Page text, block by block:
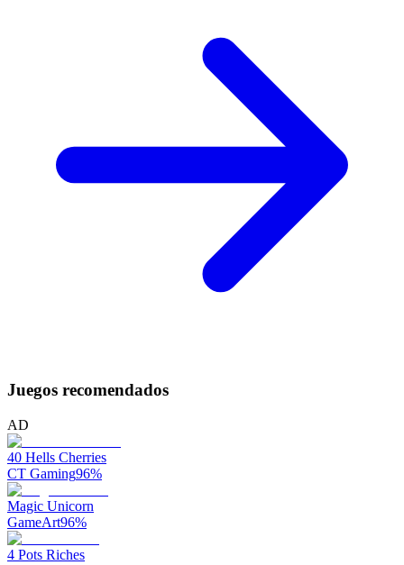
Juegos recomendados
AD
40 Hells Cherries
CT Gaming96%
Magic Unicorn
GameArt96%
4 Pots Riches